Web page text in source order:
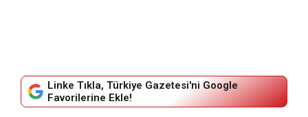
Linke Tıkla, Türkiye Gazetesi'ni Google
Favorilerine Ekle!